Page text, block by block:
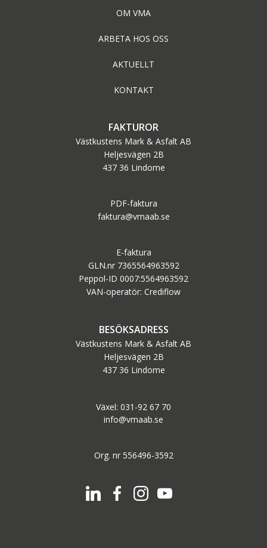
OM VMA
ARBETA HOS OSS
AKTUELLT
KONTAKT
FAKTUROR
Västkustens Mark & Asfalt AB
Heljesvägen 2B
437 36 Lindome
PDF-faktura
faktura@vmaab.se
E-faktura
GLN.nr 7365564963592
Peppol-ID 0007:5564963592
VAN-operatör: Crediflow
BESÖKSADRESS
Västkustens Mark & Asfalt AB
Heljesvägen 2B
437 36 Lindome
Växel: 031-92 67 70
info@vmaab.se
Org. nr 556496-3592